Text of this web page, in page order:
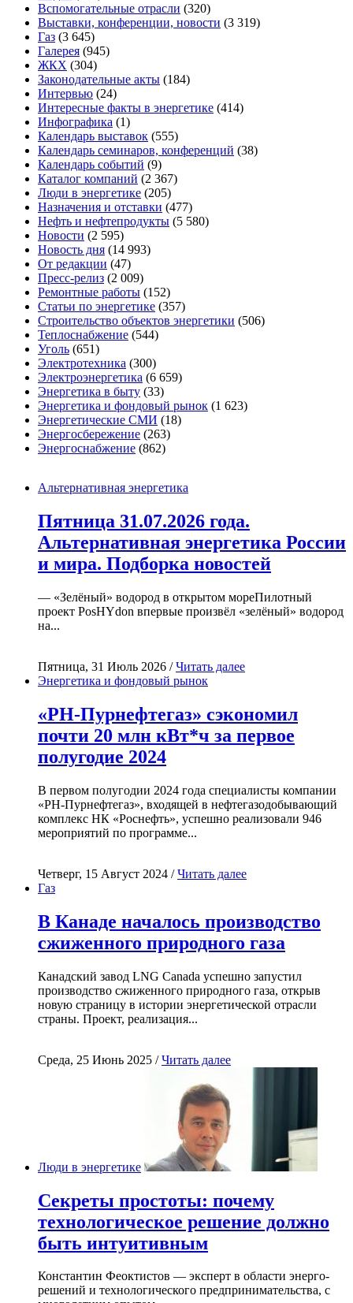
Вспомогательные отрасли (320)
Выставки, конференции, новости (3 319)
Газ (3 645)
Галерея (945)
ЖКХ (304)
Законодательные акты (184)
Интервью (24)
Интересные факты в энергетике (414)
Инфографика (1)
Календарь выставок (555)
Календарь семинаров, конференций (38)
Календарь событий (9)
Каталог компаний (2 367)
Люди в энергетике (205)
Назначения и отставки (477)
Нефть и нефтепродукты (5 580)
Новости (2 595)
Новость дня (14 993)
От редакции (47)
Пресс-релиз (2 009)
Ремонтные работы (152)
Статьи по энергетике (357)
Строительство объектов энергетики (506)
Теплоснабжение (544)
Уголь (651)
Электротехника (300)
Электроэнергетика (6 659)
Энергетика в быту (33)
Энергетика и фондовый рынок (1 623)
Энергетические СМИ (18)
Энергосбережение (263)
Энергоснабжение (862)
Альтернативная энергетика
Пятница 31.07.2026 года.
Альтернативная энергетика России
и мира. Подборка новостей
— «Зелёный» водород в открытом мореПилотный
проект PosHYdon впервые произвёл «зелёный» водород
на...
Пятница, 31 Июль 2026 /Читать далее
Энергетика и фондовый рынок
«РН-Пурнефтегаз» сэкономил
почти 20 млн кВт*ч за первое
полугодие 2024
В первом полугодии 2024 года специалисты компании
«РН-Пурнефтегаз», входящей в нефтегазодобывающий
комплекс НК «Роснефть», успешно реализовали 946
мероприятий по программе...
Четверг, 15 Август 2024 /Читать далее
Газ
В Канаде началось производство
сжиженного природного газа
Канадский завод LNG Canada успешно запустил
производство сжиженного природного газа, открыв
новую страницу в истории энергетической отрасли
страны. Проект, реализация...
Среда, 25 Июнь 2025 /Читать далее
Люди в энергетике
Секреты простоты: почему
технологическое решение должно
быть интуитивным
Константин Феоктистов — эксперт в области энерго-
решений и технологического предпринимательства, с